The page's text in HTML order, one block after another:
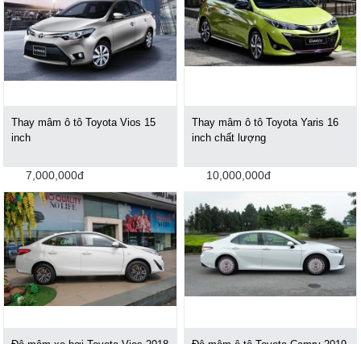
Thay mâm ô tô Toyota Vios 15
inch
7,000,000đ
Thay mâm ô tô Toyota Yaris 16
inch chất lượng
10,000,000đ